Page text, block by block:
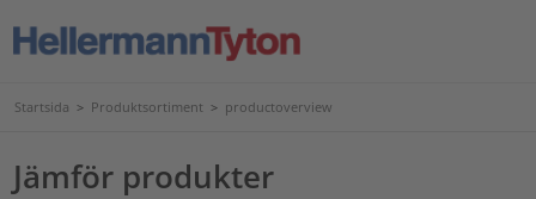
Startsida > Produktsortiment > productoverview
Jämför produkter